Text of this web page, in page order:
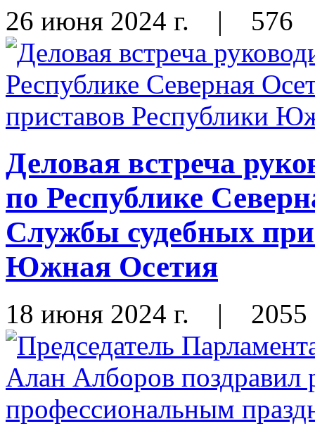
26 июня 2024 г. | 576
Деловая встреча
по Республике
Службы судебных
Южная Осетия
18 июня 2024 г. | 2055